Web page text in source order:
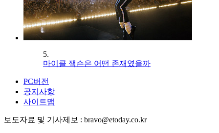
5.
마이클 잭슨은 어떤 존재였을까
PC버전
공지사항
사이트맵
보도자료 및 기사제보 : bravo@etoday.co.kr